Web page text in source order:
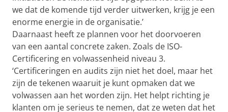
we dat de komende tijd verder uitwerken, krijg je een
enorme energie in de organisatie.’
Daarnaast heeft ze plannen voor het doorvoeren
van een aantal concrete zaken. Zoals de ISO-
Certificering en volwassenheid niveau 3.
‘Certificeringen en audits zijn niet het doel, maar het
zijn de tekenen waaruit je kunt opmaken dat we
volwassen aan het worden zijn. Het helpt richting je
klanten om je serieus te nemen, dat ze weten dat het